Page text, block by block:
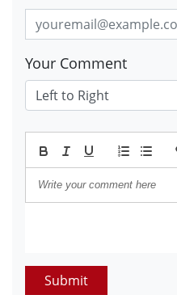
Your Comment
Submit